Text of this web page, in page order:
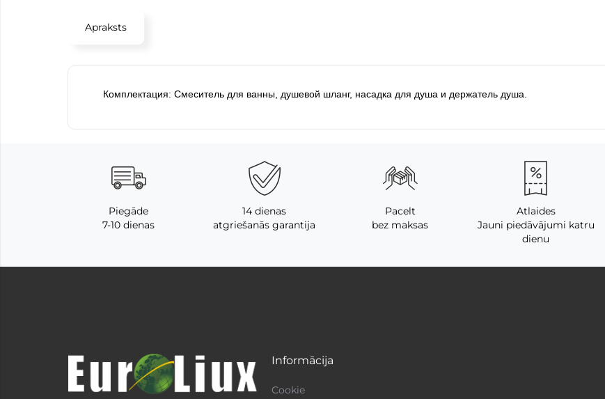
Apraksts
Комплектация: Смеситель для ванны, душевой шланг, насадка для душа и держатель душа.
Piegāde
7-10 dienas
14 dienas
atgriešanās garantija
Pacelt
bez maksas
Atlaides
Jauni piedāvājumi katru
dienu
Informācija
Cookie